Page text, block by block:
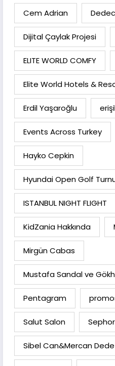
Cem Adrian
Dijital Çaylak Projesi
ELITE WORLD COMFY
Elite World Hotels &
Erdil Yaşaroğlu
Events Across Turkey
Hayko Cepkin
Hyundai Open Golf
ISTANBUL NIGHT FLIGHT
KidZania Hakkında
Mirgün Cabas
Mustafa Sandal ve
Pentagram
Salut Salon
Sibel Can&Mercan